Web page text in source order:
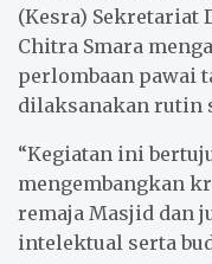
(Kesra) Sekretariat
Chitra Smara
perlombaan pawai
dilaksanakan rutin
“Kegiatan ini
mengembangkan
remaja Masjid dan
intelektual serta